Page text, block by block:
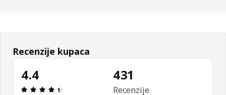
Recenzije kupaca
4.4
Ocjena i recenzija: 4.4 od 5 zvjezdica. Ukupno
431
Recenzije